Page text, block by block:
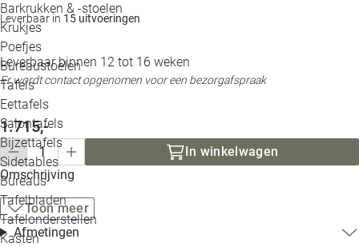
Barkrukken & -stoelen
Krukjes
Poefjes
Bureaustoelen
Tafels
Eettafels
Salontafels
Bijzettafels
Sidetables
Bureaus
Tafelbladen
Tafelonderstellen
Kasten
Leverbaar in 15 uitvoeringen
Leverbaar binnen 12 tot 16 weken
Er wordt contact opgenomen voor een bezorgafspraak
1.715,-
In winkelwagen
Omschrijving
Toon meer
Afmetingen